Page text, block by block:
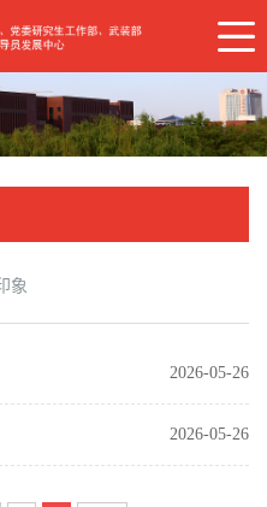
象
2026-05-26
2026-05-26